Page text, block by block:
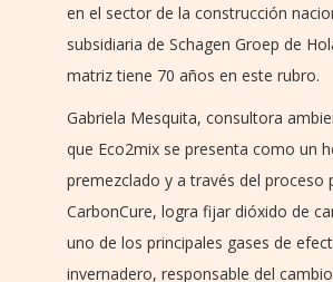
en el sector de la construcción
subsidiaria de Schagen Groep de
matriz tiene 70 años en este rubro.
Gabriela Mesquita, consultora
que Eco2mix se presenta como un
premezclado y a través del proceso
CarbonCure, logra fijar dióxido de
uno de los principales gases de
invernadero, responsable del